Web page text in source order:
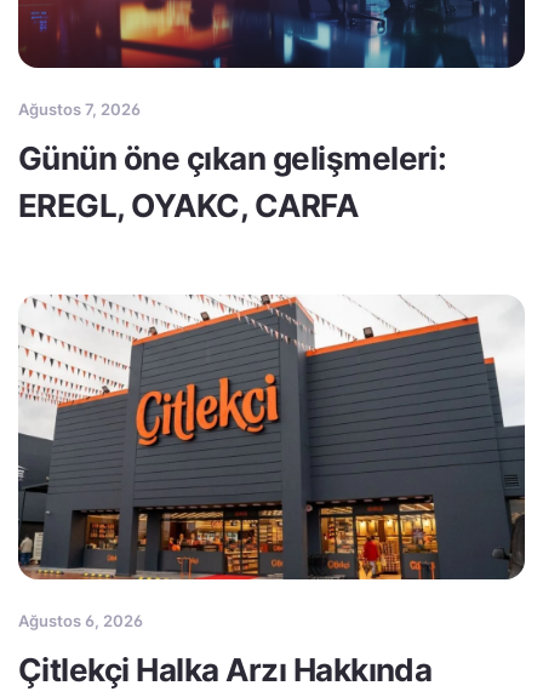
Ağustos 7, 2026
Günün öne çıkan gelişmeleri:
EREGL, OYAKC, CARFA
Ağustos 6, 2026
Çitlekçi Halka Arzı Hakkında